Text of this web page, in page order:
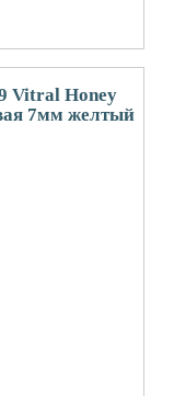
Vitral Honey
7мм желтый